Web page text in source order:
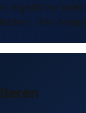
logistische
Alle